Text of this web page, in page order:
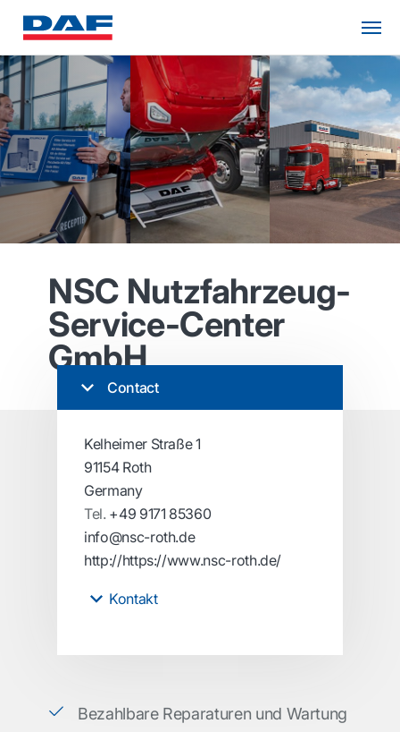
NSC Nutzfahrzeug-
Service-Center
GmbH
Contact
Kelheimer Straße 1
91154 Roth
Germany
Tel. +49 9171 85360
info@nsc-roth.de
http://https://www.nsc-roth.de/
Kontakt
Bezahlbare Reparaturen und Wartung